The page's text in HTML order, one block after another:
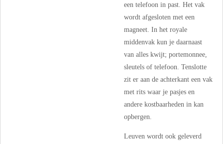
een telefoon in past. Het vak
wordt afgesloten met een
magneet. In het royale
middenvak kun je daarnaast
van alles kwijt; portemonnee,
sleutels of telefoon. Tenslotte
zit er aan de achterkant een vak
met rits waar je pasjes en
andere kostbaarheden in kan
opbergen.
Leuven wordt ook geleverd